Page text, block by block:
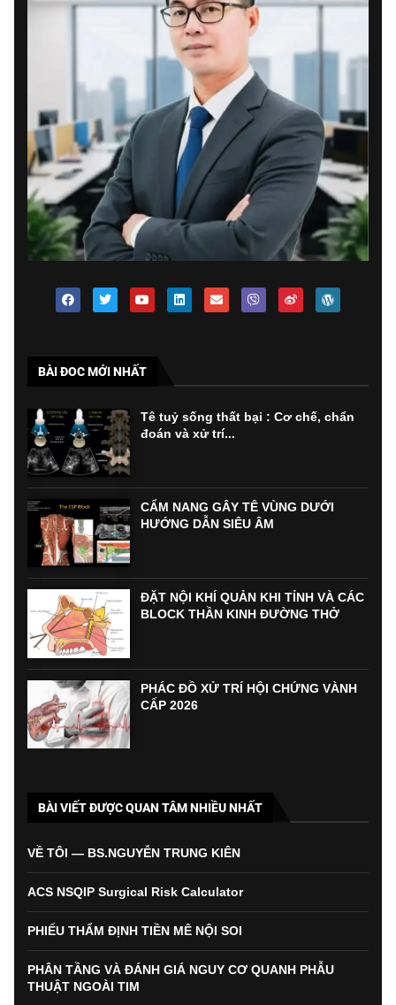
BÀI ĐOC MỚI NHẤT
Tê tuỷ sống thất bại : Cơ chế, chẩn
đoán và xử trí...
CẨM NANG GÂY TÊ VÙNG DƯỚI
HƯỚNG DẪN SIÊU ÂM
ĐẶT NỘI KHÍ QUẢN KHI TỈNH VÀ CÁC
BLOCK THẦN KINH ĐƯỜNG THỞ
PHÁC ĐỒ XỬ TRÍ HỘI CHỨNG VÀNH
CẤP 2026
BÀI VIẾT ĐƯỢC QUAN TÂM NHIỀU NHẤT
VỀ TÔI — BS.NGUYỄN TRUNG KIÊN
ACS NSQIP Surgical Risk Calculator
PHIẾU THẨM ĐỊNH TIỀN MÊ NỘI SOI
PHÂN TẦNG VÀ ĐÁNH GIÁ NGUY CƠ QUANH PHẪU
THUẬT NGOÀI TIM